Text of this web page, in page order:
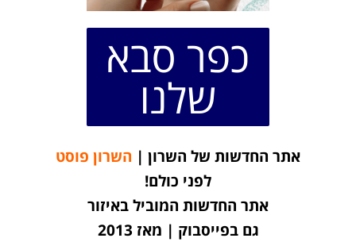
כפר סבא
שלנו
אתר החדשות של השרון | השרון פוסט
לפני כולם!
אתר החדשות המוביל באיזור
גם בפייסבוק | מאז 2013